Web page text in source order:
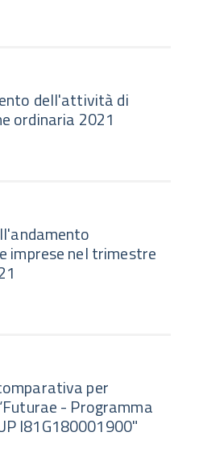
dell'attività di
ordinaria 2021
imprese nel trimestre
per
- Programma
I81G180001900"